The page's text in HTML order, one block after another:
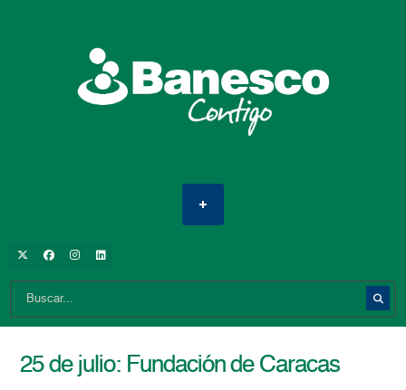
25 de julio: Fundación de Caracas